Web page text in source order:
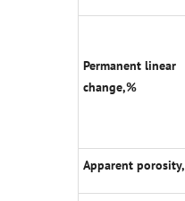
Permanent linear
change,%
Apparent